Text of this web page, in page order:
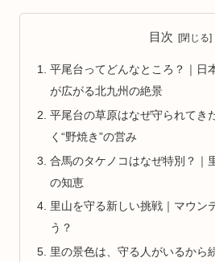
目次
平尾台ってどんなところ？｜日
が広がる北九州の絶景
平尾台の草原はなぜ守られてき
く“野焼き”の営み
合馬のタケノコはなぜ特別？｜
の知恵
里山を守る新しい挑戦｜マウン
う？
里の景色は、守る人がいるから